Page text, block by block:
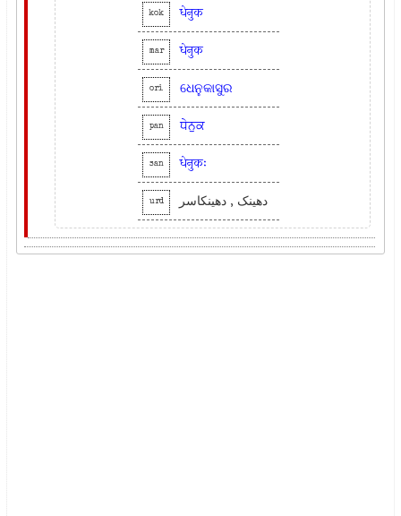
kok धेनुक
mar धेनुक
ori ଧେନୁକାସୁର
pan ਧੇਨੁਕ
san धेनुकः
urd دھینک , دھینکاسر